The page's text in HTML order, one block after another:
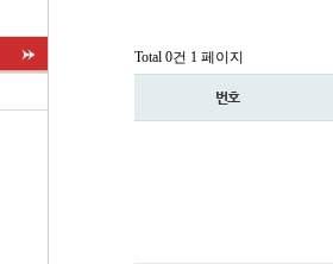
Total 0건 1 페이지
번호